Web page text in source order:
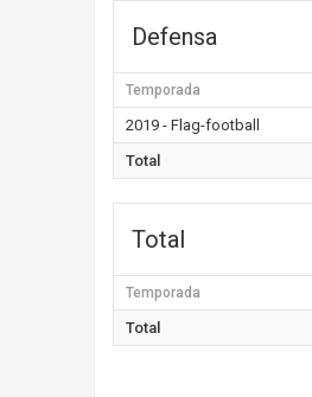
Defensa
Temporada
2019 - Flag-football
Total
Total
Temporada
Total